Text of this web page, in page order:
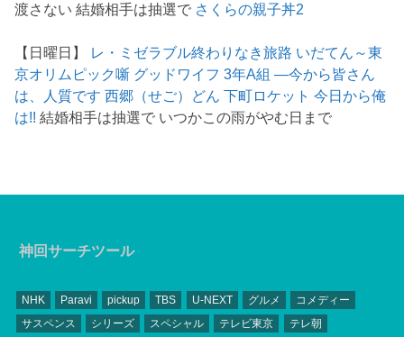
渡さない 結婚相手は抽選で さくらの親子丼2
【日曜日】 レ・ミゼラブル終わりなき旅路 いだてん～東
京オリムピック噺 グッドワイフ 3年A組 ―今から皆さん
は、人質です 西郷（せご）どん 下町ロケット 今日から俺
は!! 結婚相手は抽選で いつかこの雨がやむ日まで
神回サーチツール
NHK Paravi pickup TBS U-NEXT グルメ
コメディー
サスペンス
シリーズ スペシャル テレビ東京
テレ朝